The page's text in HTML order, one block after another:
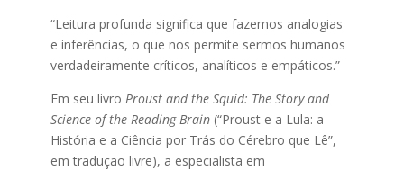
“Leitura profunda significa que fazemos analogias
e inferências, o que nos permite sermos humanos
verdadeiramente críticos, analíticos e empáticos.”
Em seu livro Proust and the Squid: The Story and
Science of the Reading Brain(“Proust e a Lula: a
História e a Ciência por Trás do Cérebro que Lê”,
em tradução livre), a especialista em